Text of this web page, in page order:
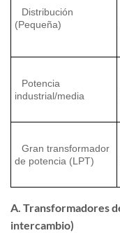
Distribución
(Pequeña)
Potencia
industrial/media
Gran transformador
de potencia (LPT)
A. Transformadores
intercambio)